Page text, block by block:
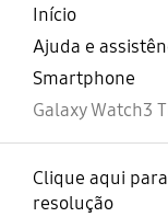
Início
Ajuda e
Smartphone
Galaxy Watch3
Clique aqui
resolução